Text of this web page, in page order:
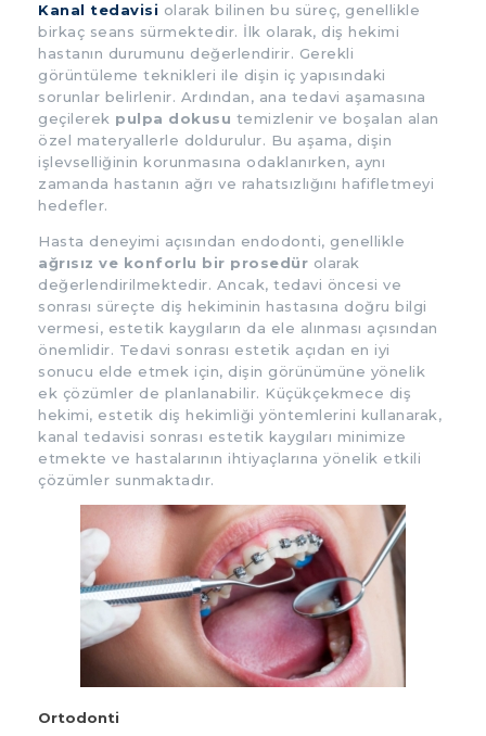
Kanal tedavisi olarak bilinen bu süreç, genellikle
birkaç seans sürmektedir. İlk olarak, diş hekimi
hastanın durumunu değerlendirir. Gerekli
görüntüleme teknikleri ile dişin iç yapısındaki
sorunlar belirlenir. Ardından, ana tedavi aşamasına
geçilerek pulpa dokusu temizlenir ve boşalan alan
özel materyallerle doldurulur. Bu aşama, dişin
işlevselliğinin korunmasına odaklanırken, aynı
zamanda hastanın ağrı ve rahatsızlığını hafifletmeyi
hedefler.
Hasta deneyimi açısından endodonti, genellikle
ağrısız ve konforlu bir prosedür olarak
değerlendirilmektedir. Ancak, tedavi öncesi ve
sonrası süreçte diş hekiminin hastasına doğru bilgi
vermesi, estetik kaygıların da ele alınması açısından
önemlidir. Tedavi sonrası estetik açıdan en iyi
sonucu elde etmek için, dişin görünümüne yönelik
ek çözümler de planlanabilir. Küçükçekmece diş
hekimi, estetik diş hekimliği yöntemlerini kullanarak,
kanal tedavisi sonrası estetik kaygıları minimize
etmekte ve hastalarının ihtiyaçlarına yönelik etkili
çözümler sunmaktadır.
Ortodonti